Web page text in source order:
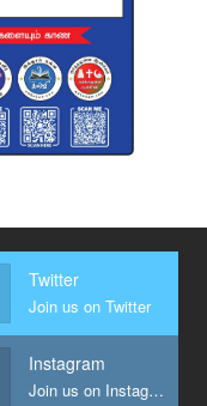
Twitter
Join us on Twitter
Instagram
Join us on Instagram